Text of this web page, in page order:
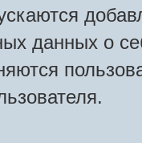
данных о